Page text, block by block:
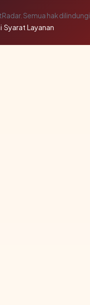
Semua hak dilindungi.
·Syarat Layanan